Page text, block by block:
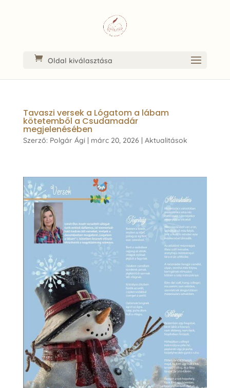
Oldal kiválasztása
Tavaszi versek a Lógatom a lábam
kötetemből a Csudamadár
megjelenésében
Szerző: Polgár Ági | márc 20, 2026 | Aktualitások